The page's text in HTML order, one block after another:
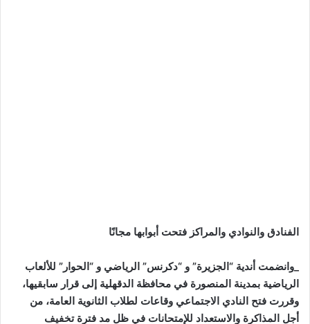
الفنادق والنوادي والمراكز فتحت أبوابها مجانًا
_وانضمت أندية “الجزيرة” و “دكرنس” الرياضي و “الحوار” للألعاب
الرياضية بمدينة المنصورة في محافظة الدقهلية إلى قرار سابقيها،
وقررت فتح النادي الاجتماعي وقاعات لطلاب الثانوية العامة، من
أجل المذاكرة والاستعداد للإمتحانات في ظل مد فترة تخفيف